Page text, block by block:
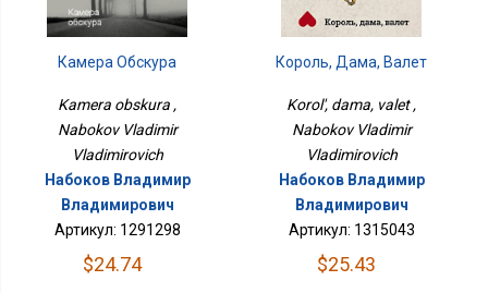
Камера Обскура
Kamera obskura ,
Nabokov Vladimir
Vladimirovich
Набоков Владимир
Владимирович
Артикул: 1291298
$24.74
Король, Дама, Валет
Korol', dama, valet ,
Nabokov Vladimir
Vladimirovich
Набоков Владимир
Владимирович
Артикул: 1315043
$25.43